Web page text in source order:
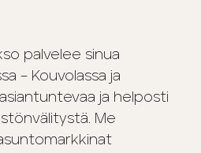
palvelee sinua
– Kouvolassa ja
ja helposti
Me